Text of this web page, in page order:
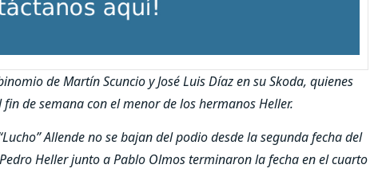
de Martín Scuncio y José Luis Díaz en su Skoda, quienes
de semana con el menor de los hermanos Heller.
Allende no se bajan del podio desde la segunda fecha del
Heller junto a Pablo Olmos terminaron la fecha en el cuarto